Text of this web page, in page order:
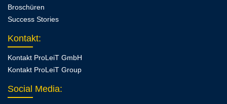
Broschüren
Success Stories
Kontakt:
Kontakt ProLeiT GmbH
Kontakt ProLeiT Group
Social Media: